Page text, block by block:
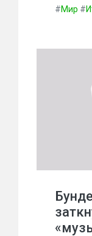
#Мир #